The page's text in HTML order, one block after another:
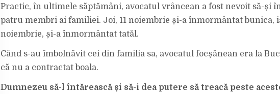
Practic, în ultimele săptămâni, avocatul vrâncean a fost nevoit să-și
patru membri ai familiei. Joi, 11 noiembrie și-a înmormântat bunica,
noiembrie, și-a înmormântat tatăl.
Când s-au îmbolnăvit cei din familia sa, avocatul focșănean era la
că nu a contractat boala.
Dumnezeu să-l întărească și să-i dea putere să treacă peste